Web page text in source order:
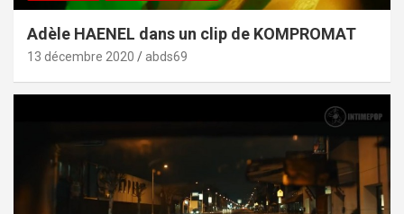
Adèle HAENEL dans un clip de KOMPROMAT
13 décembre 2020 abds69